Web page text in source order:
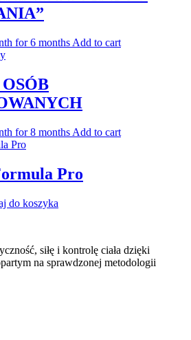
for 6 months Add to cart
for 8 months Add to cart
Pro
do koszyka
siłę i kontrolę ciała dzięki
na sprawdzonej metodologii